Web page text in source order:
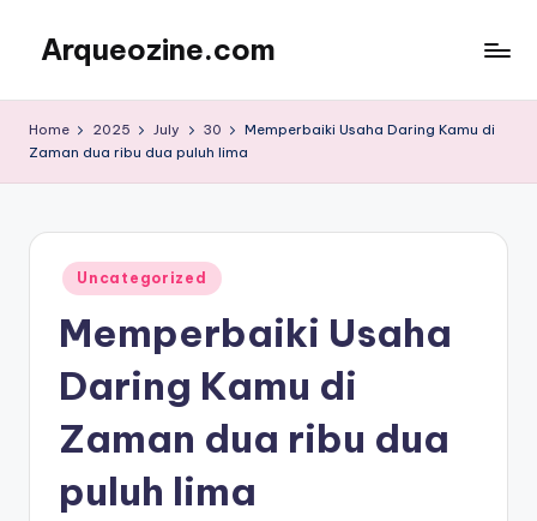
content
Arqueozine.com
Terbaru
Home 2025 July 30
Memperbaiki Usaha Daring Kamu di
Zaman dua ribu dua puluh lima
Posted
in
Uncategorized
Memperbaiki Usaha
Daring Kamu di
Zaman dua ribu dua
puluh lima